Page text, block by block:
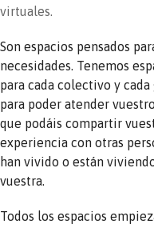
virtuales.
Son espacios pensados
necesidades. Tenemos
para cada colectivo y
para poder atender
que podáis compartir
experiencia con otras
han vivido o están
vuestra.
Todos los espacios